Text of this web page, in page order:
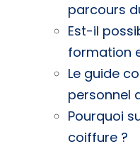
parcours
Est-il
formation
Le guide
personnel
Pourquoi
coiffure ?